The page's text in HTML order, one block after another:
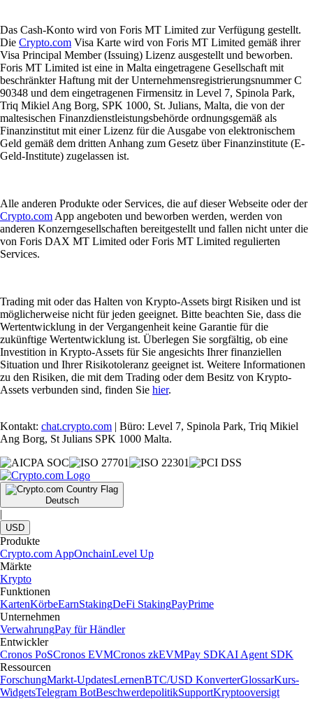
Das Cash-Konto wird von Foris MT Limited zur Verfügung gestellt.
Die Crypto.com Visa Karte wird von Foris MT Limited gemäß ihrer
Visa Principal Member (Issuing) Lizenz ausgestellt und beworben.
Foris MT Limited ist eine in Malta eingetragene Gesellschaft mit
beschränkter Haftung mit der Unternehmensregistrierungsnummer C
90348 und dem eingetragenen Firmensitz in Level 7, Spinola Park,
Triq Mikiel Ang Borg, SPK 1000, St. Julians, Malta, die von der
maltesischen Finanzdienstleistungsbehörde ordnungsgemäß als
Finanzinstitut mit einer Lizenz für die Ausgabe von elektronischem
Geld gemäß dem dritten Anhang zum Gesetz über Finanzinstitute (E-
Geld-Institute) zugelassen ist.
Alle anderen Produkte oder Services, die auf dieser Webseite oder der
Crypto.com App angeboten und beworben werden, werden von
anderen Konzerngesellschaften bereitgestellt und fallen nicht unter die
von Foris DAX MT Limited oder Foris MT Limited regulierten
Services.
Trading mit oder das Halten von Krypto-Assets birgt Risiken und ist
möglicherweise nicht für jeden geeignet. Bitte beachten Sie, dass die
Wertentwicklung in der Vergangenheit keine Garantie für die
zukünftige Wertentwicklung ist. Überlegen Sie sorgfältig, ob eine
Investition in Krypto-Assets für Sie angesichts Ihrer finanziellen
Situation und Ihrer Risikotoleranz geeignet ist. Weitere Informationen
zu den Risiken, die mit dem Trading oder dem Besitz von Krypto-
Assets verbunden sind, finden Sie hier.
Kontakt: chat.crypto.com | Büro: Level 7, Spinola Park, Triq Mikiel
Ang Borg, St Julians SPK 1000 Malta.
Deutsch
|
USD
Produkte
Crypto.com AppOnchainLevel Up
Märkte
Krypto
Funktionen
KartenKörbeEarnStakingDeFi StakingPayPrime
Unternehmen
VerwahrungPay für Händler
Entwickler
Cronos PoSCronos EVMCronos zkEVMPay SDKAI Agent SDK
Ressourcen
ForschungMarkt-UpdatesLernenBTC/USD KonverterGlossarKurs-
WidgetsTelegram BotBeschwerdepolitikSupportKryptooversigt